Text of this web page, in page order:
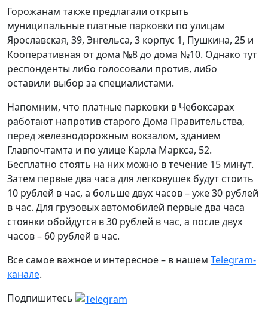
Горожанам также предлагали открыть
муниципальные платные парковки по улицам
Ярославская, 39, Энгельса, 3 корпус 1, Пушкина, 25 и
Кооперативная от дома №8 до дома №10. Однако тут
респонденты либо голосовали против, либо
оставили выбор за специалистами.
Напомним, что платные парковки в Чебоксарах
работают напротив старого Дома Правительства,
перед железнодорожным вокзалом, зданием
Главпочтамта и по улице Карла Маркса, 52.
Бесплатно стоять на них можно в течение 15 минут.
Затем первые два часа для легковушек будут стоить
10 рублей в час, а больше двух часов – уже 30 рублей
в час. Для грузовых автомобилей первые два часа
стоянки обойдутся в 30 рублей в час, а после двух
часов – 60 рублей в час.
Все самое важное и интересное – в нашем Telegram-
канале.
Подпишитесь